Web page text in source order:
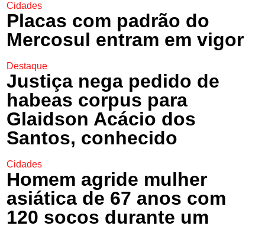
Cidades
Placas com padrão do
Mercosul entram em vigor
Destaque
Justiça nega pedido de
habeas corpus para
Glaidson Acácio dos
Santos, conhecido
Cidades
Homem agride mulher
asiática de 67 anos com
120 socos durante um